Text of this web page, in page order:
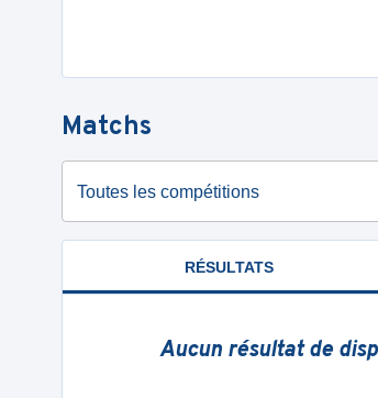
Matchs
Toutes les compétitions
RÉSULTATS
Aucun résultat de